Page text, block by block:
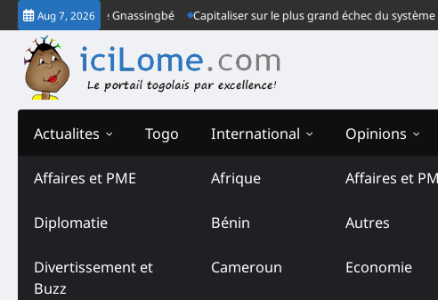
Skip
to
content
Aug 7, 2026
de Faure Gnassingbé Capitaliser sur le plus grand échec du système
Actualites
Affaires et PME
Diplomatie
Divertissement et
Buzz
Togo International
Afrique
Bénin
Cameroun
Opinions
Affaires et
Autres
Economie
Tag:Femmes ivoiriennes